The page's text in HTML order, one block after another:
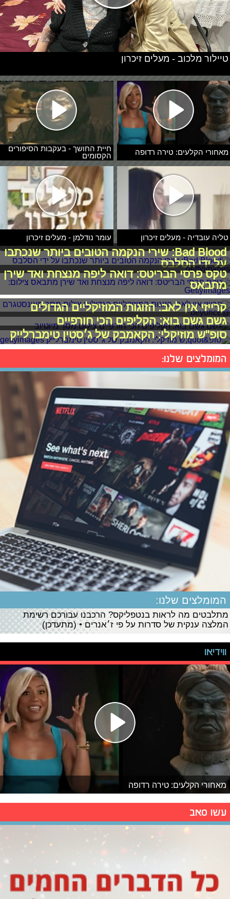
מאחורי הקלעים: טירה רדופה
חיית החושך - בעקבות הסיפורים
הקסומים
טליה עובדיה - מעלים זיכרון עומר נודלמן - מעלים זיכרון
טיילור מלכוב - מעלים זיכרון
Bad Blood: שירי הנקמה הטובים ביותר שנכתבו
על ידי הסלבס
טקס פרסי הבריטס: דואה ליפה מנצחת ואד שירן
מתבאס
קרייזי אין לאב: הזוגות המוזיקליים הגדולים
גשם גשם בוא: הקליפים הכי חורפיים
סופ"ש מוזיקלי: הקאמבק של ג׳סטין טימברלייק
המומלצים שלנו:
המומלצים שלנו:
מתלבטים מה לראות בנטפליקס? הרכבנו עבורכם רשימת
המלצה ענקית של סדרות על פי ז׳אנרים • (מתעדכן)
ווידיאו
מאחורי הקלעים: טירה רדופה
עשו סאב